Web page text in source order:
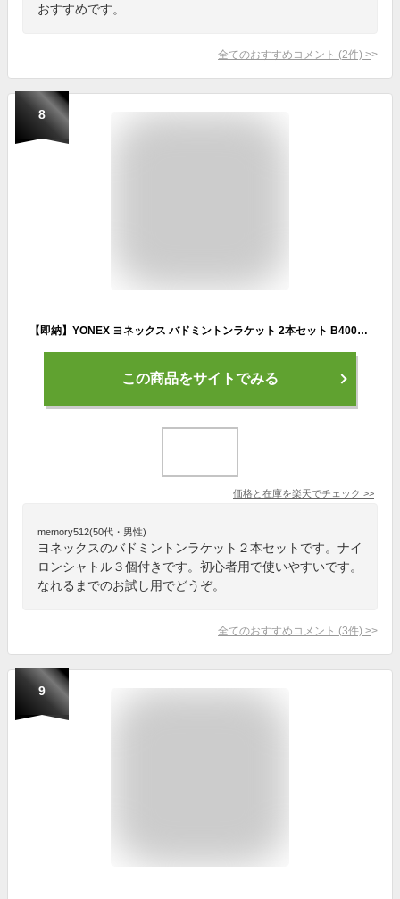
おすすめです。
全てのおすすめコメント (2件) >
8
【即納】YONEX ヨネックス バドミントンラケット 2本セット B4000G 張り上げ済み ナイロンシャトル3個付き 初心者向け オレンジ・ホワイト・ブルー セット商品 ケース付き
この商品をサイトでみる
価格と在庫を楽天でチェック >>
memory512(50代・男性)
ヨネックスのバドミントンラケット２本セットです。ナイ
ロンシャトル３個付きです。初心者用で使いやすいです。
なれるまでのお試し用でどうぞ。
全てのおすすめコメント (3件) >
9